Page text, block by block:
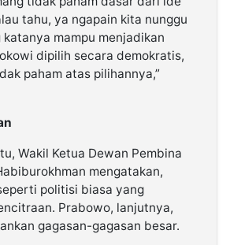
tahu, ya ngapain kita nunggu
mampu menjadikan
dipilih secara demokratis,
paham atas pilihannya,”
Wakil Ketua Dewan Pembina
mengatakan,
politisi biasa yang
Prabowo, lanjutnya,
gagasan-gagasan besar.